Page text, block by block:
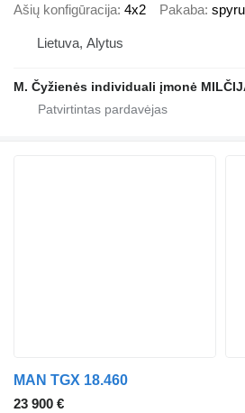
Ašių konfigūracija 4x2 Pakaba
Lietuva, Alytus
M. Čyžienės individuali įmonė
MAN TGX 18.460
23 900 €